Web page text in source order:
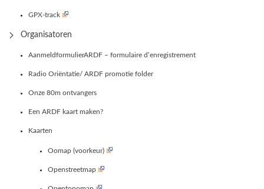
GPX-track
Organisatoren
AanmeldformulierARDF – formulaire d’enregistrement
Radio Oriëntatie/ ARDF promotie folder
Onze 80m ontvangers
Een ARDF kaart maken?
Kaarten
Oomap (voorkeur)
Openstreetmap